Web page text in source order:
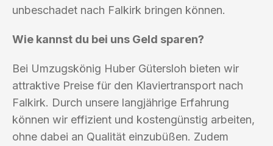
unbeschadet nach Falkirk bringen können.
Wie kannst du bei uns Geld sparen?
Bei Umzugskönig Huber Gütersloh bieten wir
attraktive Preise für den Klaviertransport nach
Falkirk. Durch unsere langjährige Erfahrung
können wir effizient und kostengünstig arbeiten,
ohne dabei an Qualität einzubüßen. Zudem